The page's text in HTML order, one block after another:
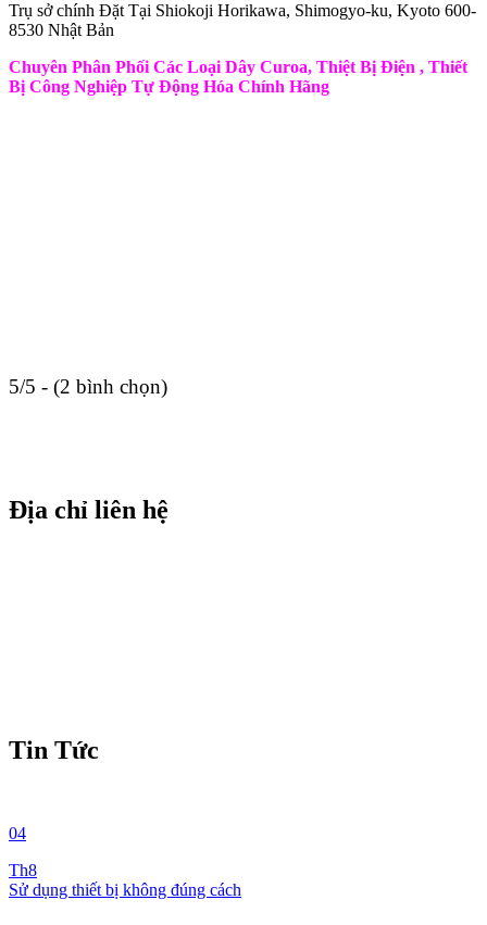
Trụ sở chính Đặt Tại Shiokoji Horikawa, Shimogyo-ku, Kyoto 600-
8530 Nhật Bản
Chuyên Phân Phối Các Loại Dây Curoa, Thiệt Bị Điện , Thiết
Bị Công Nghiệp Tự Động Hóa Chính Hãng
5/5 - (2 bình chọn)
Địa chỉ liên hệ
Tin Tức
04
Th8
Sử dụng thiết bị không đúng cách